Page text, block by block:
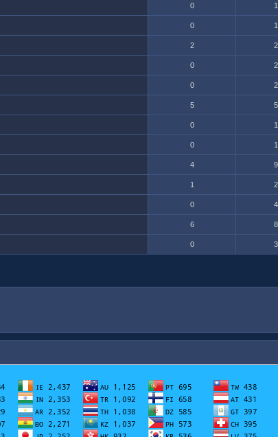
0
0
2
0
0
5
0
0
4
1
0
6
0